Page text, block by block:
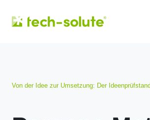
Von der Idee zur Umsetzung: Der